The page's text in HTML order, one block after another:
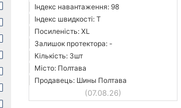
Індекс навантаження: 98
Індекс швидкості: T
Посиленість: XL
Залишок протектора: -
Кількість: 3шт
Місто: Полтава
Продавець: Шины Полтава
(07.08.26)